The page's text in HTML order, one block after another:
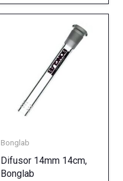
Bonglab
Difusor 14mm 14cm,
Bonglab